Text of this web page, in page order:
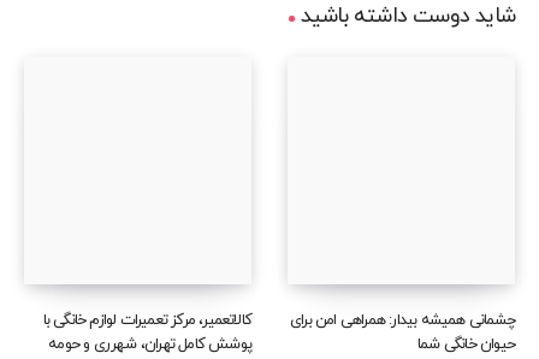
شاید دوست داشته باشید
چشمانی همیشه بیدار: همراهی امن برای
حیوان خانگی شما
کالاتعمیر، مرکز تعمیرات لوازم خانگی با
پوشش کامل تهران، شهرری و حومه